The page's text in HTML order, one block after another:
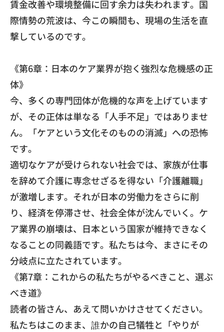
賃金改善や環境整備に回す余力は失われます。 国
際情勢の荒波は、今この瞬間も、 現場の生活を直
撃しているのです。
《第6章：日本のケア業界が抱く強烈な危機感の正
体》
​今、多くの専門団体が危機的な声を上げています
が、 その正体は単なる「人手不足」ではありませ
ん。「ケアという文化そのものの消滅」への恐怖
です。
​適切なケアが受けられない社会では、 家族が仕事
を辞めて介護に専念せざるを得ない「介護離職」
が激増します。それが日本の労働力をさらに削
り、 経済を停滞させ、社会全体が沈んでいく。ケ
ア業界の崩壊は、 日本という国家が維持できなく
なることの同義語です。 私たちは今、まさにその
分岐点に立たされています。
​《第7章：これからの私たちがやるべきこと、選ぶ
べき道》
​読者の皆さん、あえて問いかけさせてください。
私たちはこのまま、誰かの自己犠牲と「やりが